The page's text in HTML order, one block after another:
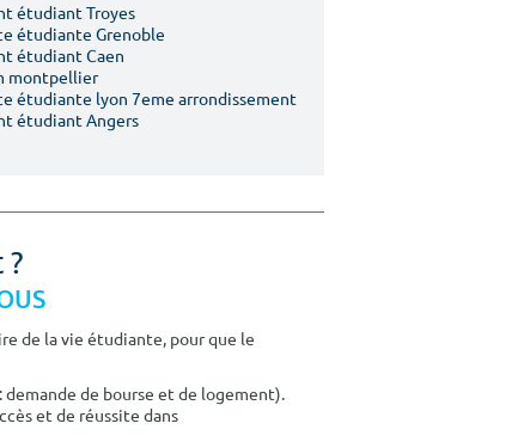
étudiant Troyes
étudiante Grenoble
étudiant Caen
montpellier
étudiante lyon 7eme arrondissement
étudiant Angers
de la vie étudiante, pour que le
demande de bourse et de logement).
et de réussite dans